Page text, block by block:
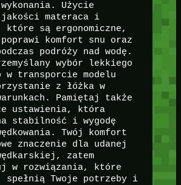
Użycie
materaca i
które są ergonomiczne,
poprawi komfort snu oraz
podróży nad wodę.
wybór lekkiego
w transporcie modelu
z łóżka w
Pamiętaj także
ustawienia, która
stabilność i wygodę
Twój komfort
znaczenie dla udanej
zatem
w rozwiązania, które
Twoje potrzeby i